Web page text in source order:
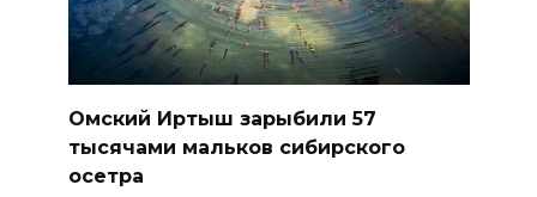
Омский Иртыш зарыбили 57
тысячами мальков сибирского
осетра